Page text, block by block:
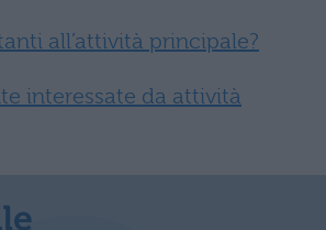
all’attività principale?
interessate da attività